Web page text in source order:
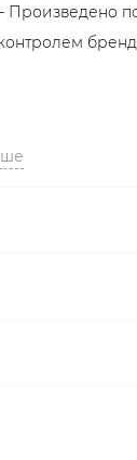
Произведено